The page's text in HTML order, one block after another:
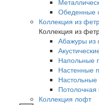
Обеденные
Коллекция из
Коллекция из
Абажуры из
Напольные
Настенные
Потолочная
Коллекция лофт